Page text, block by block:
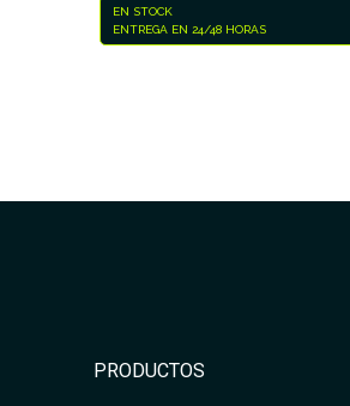
EN STOCK
ENTREGA EN 24/48 HORAS
PRODUCTOS